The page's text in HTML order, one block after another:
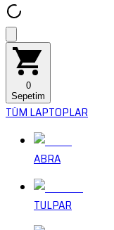
0
Sepetim
TÜM LAPTOPLAR
ABRA
TULPAR